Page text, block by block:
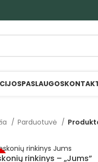
PASLAUGOS
Parduotuvė
rinkinys – „Jums”